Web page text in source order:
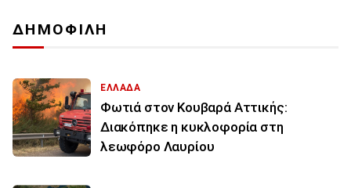
ΔΗΜΟΦΙΛΗ
ΕΛΛΑΔΑ
Φωτιά στον Κουβαρά Αττικής:
Διακόπηκε η κυκλοφορία στη
λεωφόρο Λαυρίου